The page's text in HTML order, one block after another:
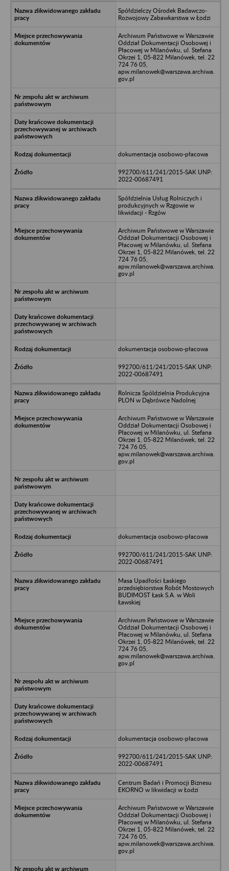
Spółdzielczy Ośrodek Badawczo-
Rozwojowy Zabawkarstwa w Łodzi
Archiwum Państwowe w Warszawie
Oddział Dokumentacji Osobowej i
Płacowej w Milanówku, ul. Stefana
Okrzei 1, 05-822 Milanówek, tel. 22
724 76 05,
apw.milanowek@warszawa.archiwa.
gov.pl
dokumentacja osobowo-płacowa
992700/611/241/2015-SAK UNP:
2022-00687491
Spółdzielnia Usług Rolniczych i
produkcyjnych w Rzgowie w
likwidacji - Rzgów
Archiwum Państwowe w Warszawie
Oddział Dokumentacji Osobowej i
Płacowej w Milanówku, ul. Stefana
Okrzei 1, 05-822 Milanówek, tel. 22
724 76 05,
apw.milanowek@warszawa.archiwa.
gov.pl
dokumentacja osobowo-płacowa
992700/611/241/2015-SAK UNP:
2022-00687491
Rolnicza Spóldzielnia Produkcyjna
PLON w Dąbrówce Nadolnej
Archiwum Państwowe w Warszawie
Oddział Dokumentacji Osobowej i
Płacowej w Milanówku, ul. Stefana
Okrzei 1, 05-822 Milanówek, tel. 22
724 76 05,
apw.milanowek@warszawa.archiwa.
gov.pl
dokumentacja osobowo-płacowa
992700/611/241/2015-SAK UNP:
2022-00687491
Masa Upadłości Łaskiego
przedsiębiorstwa Robót Mostowych
BUDIMOST Łask S.A. w Woli
Ławskiej
Archiwum Państwowe w Warszawie
Oddział Dokumentacji Osobowej i
Płacowej w Milanówku, ul. Stefana
Okrzei 1, 05-822 Milanówek, tel. 22
724 76 05,
apw.milanowek@warszawa.archiwa.
gov.pl
dokumentacja osobowo-płacowa
992700/611/241/2015-SAK UNP:
2022-00687491
Centrum Badań i Promocji Biznesu
EKORNO w likwidacji w Łodzi
Archiwum Państwowe w Warszawie
Oddział Dokumentacji Osobowej i
Płacowej w Milanówku, ul. Stefana
Okrzei 1, 05-822 Milanówek, tel. 22
724 76 05,
apw.milanowek@warszawa.archiwa.
gov.pl